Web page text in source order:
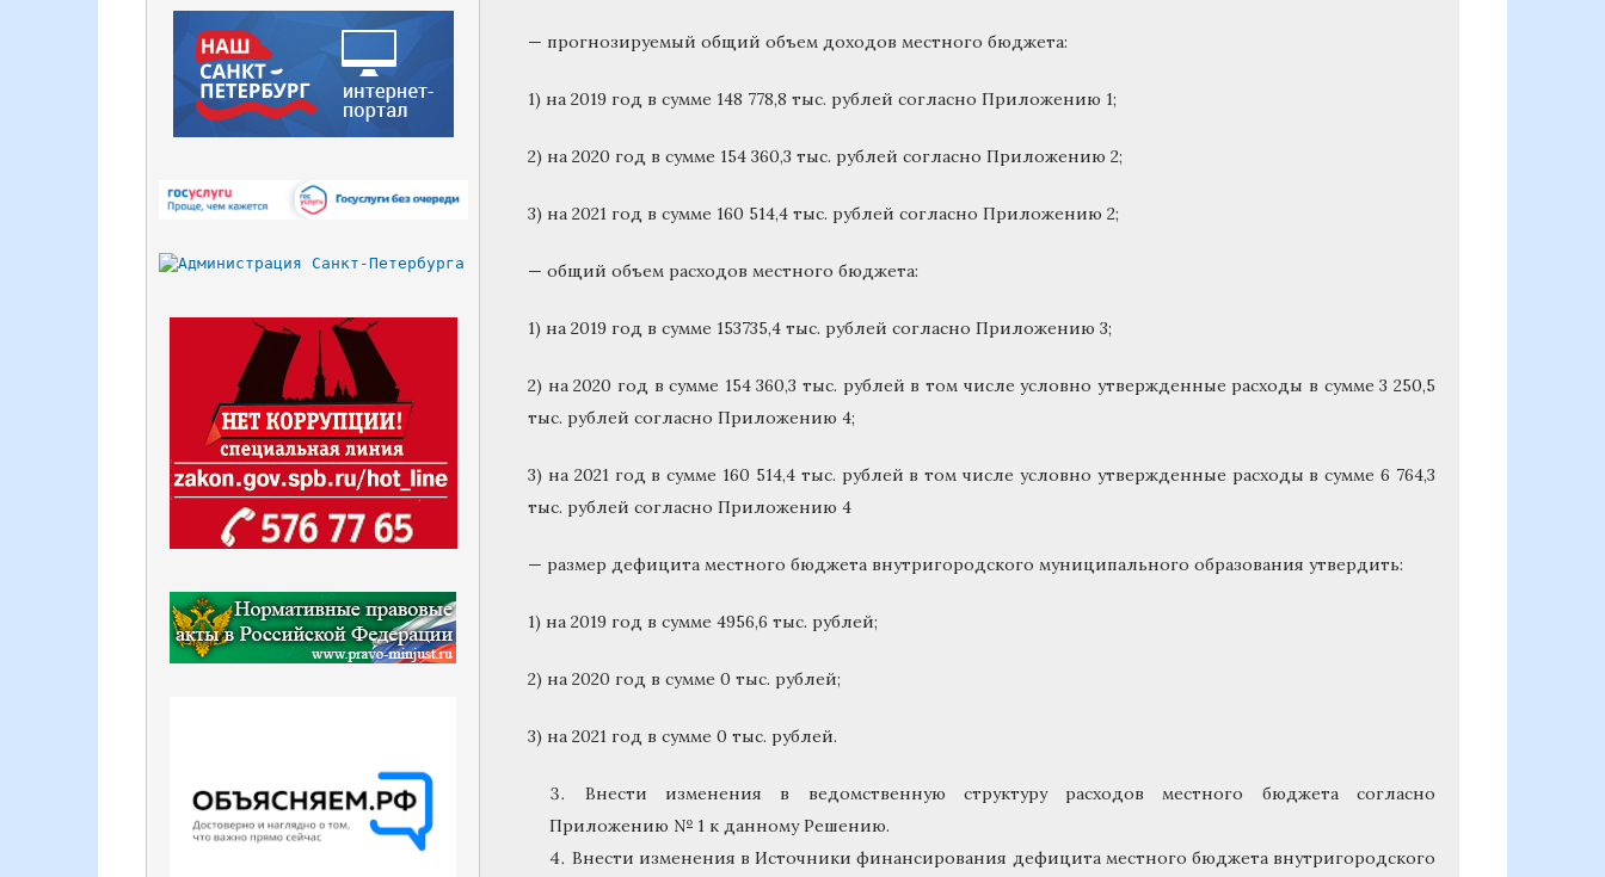
— прогнозируемый общий объем доходов местного бюджета:
1) на 2019 год в сумме 148 778,8 тыс. рублей согласно Приложению 1;
2) на 2020 год в сумме 154 360,3 тыс. рублей согласно Приложению 2;
3) на 2021 год в сумме 160 514,4 тыс. рублей согласно Приложению 2;
— общий объем расходов местного бюджета:
1) на 2019 год в сумме 153735,4 тыс. рублей согласно Приложению 3;
2) на 2020 год в сумме 154 360,3 тыс. рублей в том числе условно утвержденные расходы в сумме 3 250,5
тыс. рублей согласно Приложению 4;
3) на 2021 год в сумме 160 514,4 тыс. рублей в том числе условно утвержденные расходы в сумме 6 764,3
тыс. рублей согласно Приложению 4
— размер дефицита местного бюджета внутригородского муниципального образования утвердить:
1) на 2019 год в сумме 4956,6 тыс. рублей;
2) на 2020 год в сумме 0 тыс. рублей;
3) на 2021 год в сумме 0 тыс. рублей.
Внести изменения в ведомственную структуру расходов местного бюджета согласно
Приложению № 1 к данному Решению.
Внести изменения в Источники финансирования дефицита местного бюджета внутригородского